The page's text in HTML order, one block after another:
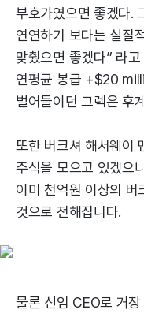
부호가였으면 좋겠다.
연연하기 보다는 실질
맞췄으면 좋겠다” 라
연평균 봉급 +$20
벌어들이던 그렉은 후
또한 버크셔 해서웨이
주식을 모으고 있겠으
이미 천억원 이상의 버
것으로 전해집니다.
물론 신임 CEO로 거